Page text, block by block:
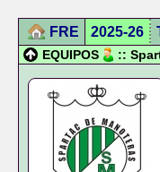
FRE 2025-26
EQUIPOS ::